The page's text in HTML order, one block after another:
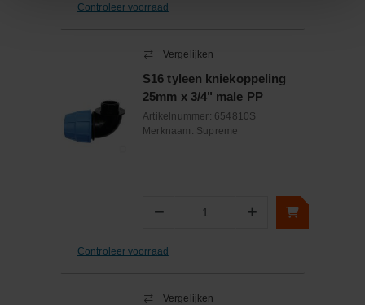
Controleer voorraad
Vergelijken
S16 tyleen kniekoppeling
25mm x 3/4" male PP
Artikelnummer: 654810S
Merknaam: Supreme
− Aantal +
Controleer voorraad
Vergelijken